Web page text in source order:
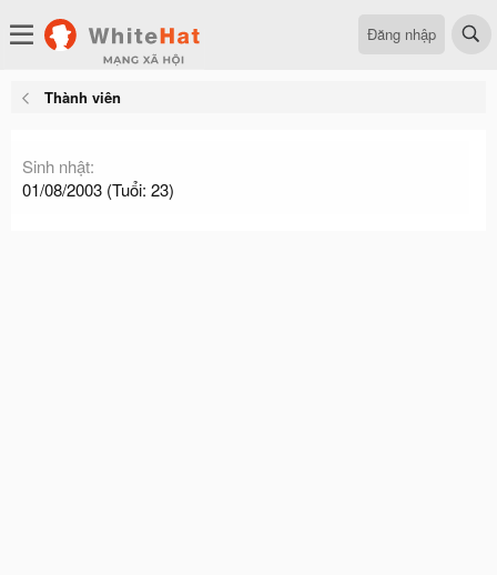
Đăng nhập
Thành viên
Sinh nhật
01/08/2003 (Tuổi: 23)